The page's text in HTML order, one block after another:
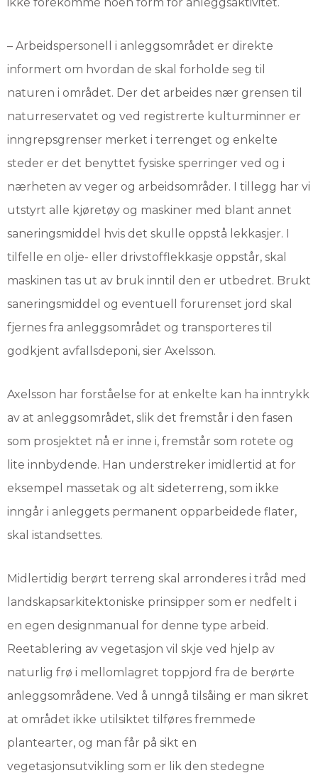
– Arbeidspersonell i anleggsområdet er direkte
informert om hvordan de skal forholde seg til
naturen i området. Der det arbeides nær grensen til
naturreservatet og ved registrerte kulturminner er
inngrepsgrenser merket i terrenget og enkelte
steder er det benyttet fysiske sperringer ved og i
nærheten av veger og arbeidsområder. I tillegg har vi
utstyrt alle kjøretøy og maskiner med blant annet
saneringsmiddel hvis det skulle oppstå lekkasjer. I
tilfelle en olje- eller drivstofflekkasje oppstår, skal
maskinen tas ut av bruk inntil den er utbedret. Brukt
saneringsmiddel og eventuell forurenset jord skal
fjernes fra anleggsområdet og transporteres til
godkjent avfallsdeponi, sier Axelsson.
Axelsson har forståelse for at enkelte kan ha inntrykk
av at anleggsområdet, slik det fremstår i den fasen
som prosjektet nå er inne i, fremstår som rotete og
lite innbydende. Han understreker imidlertid at for
eksempel massetak og alt sideterreng, som ikke
inngår i anleggets permanent opparbeidede flater,
skal istandsettes.
Midlertidig berørt terreng skal arronderes i tråd med
landskapsarkitektoniske prinsipper som er nedfelt i
en egen designmanual for denne type arbeid.
Reetablering av vegetasjon vil skje ved hjelp av
naturlig frø i mellomlagret toppjord fra de berørte
anleggsområdene. Ved å unngå tilsåing er man sikret
at området ikke utilsiktet tilføres fremmede
plantearter, og man får på sikt en
vegetasjonsutvikling som er lik den stedegne